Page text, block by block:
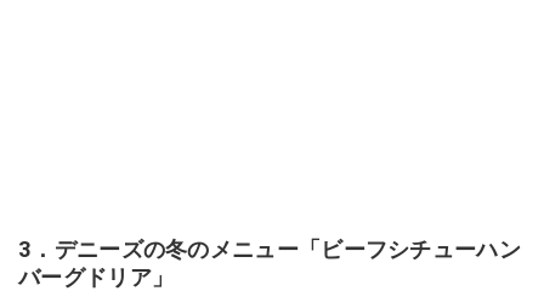
3．デニーズの冬のメニュー「ビーフシチューハン
バーグドリア」